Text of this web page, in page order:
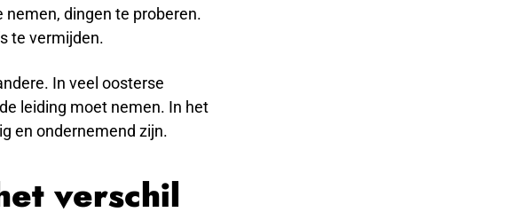
dingen te proberen.
te vermijden.
In veel oosterse
leiding moet nemen. In het
en ondernemend zijn.
verschil